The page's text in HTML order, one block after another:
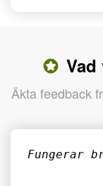
Vad
Äkta feedback
Fungerar